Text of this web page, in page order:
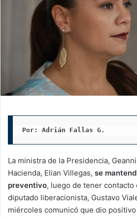
Por: Adrián Fallas G.
La ministra de la Presidencia,
Hacienda, Elian Villegas, se
preventivo, luego de tener contacto
diputado liberacionista, Gustavo
miércoles comunicó que dio